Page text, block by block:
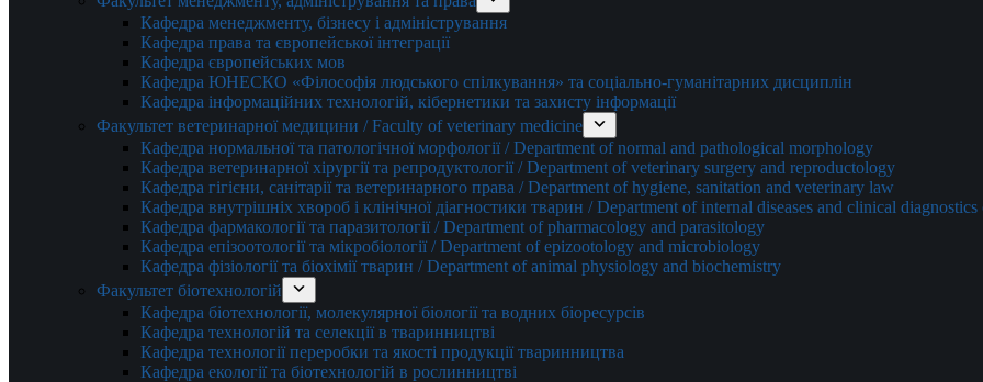
Кафедра менеджменту, бізнесу і адміністрування
Кафедра права та європейської інтеграції
Кафедра європейських мов
Кафедра ЮНЕСКО «Філософія людського спілкування» та соціально-гуманітарних дисциплін
Кафедра інформаційних технологій, кібернетики та захисту інформації
Факультет ветеринарної медицини / Faculty of veterinary medicine
Кафедра нормальної та патологічної морфології / Department of normal and pathological morphology
Кафедра ветеринарної хірургії та репродуктології / Department of veterinary surgery and reproductology
Кафедра гігієни, санітарії та ветеринарного права / Department of hygiene, sanitation and veterinary law
Кафедра внутрішніх хвороб і клінічної діагностики тварин / Department of internal diseases and clinical
Кафедра фармакології та паразитології / Department of pharmacology and parasitology
Кафедра епізоотології та мікробіології / Department of epizootology and microbiology
Кафедра фізіології та біохімії тварин / Department of animal physiology and biochemistry
Факультет біотехнологій
Кафедра біотехнології, молекулярної біології та водних біоресурсів
Кафедра технологій та селекції в тваринництві
Кафедра технології переробки та якості продукції тваринництва
Кафедра екології та біотехнологій в рослинництві